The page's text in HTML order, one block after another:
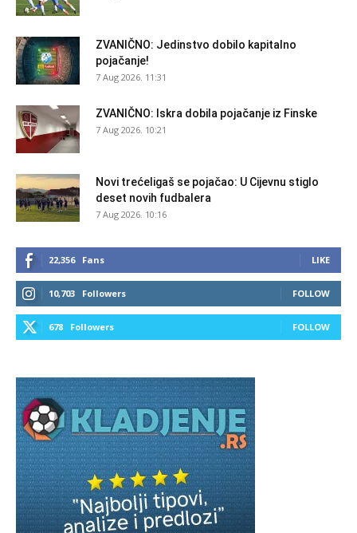
ZVANIČNO: Jedinstvo dobilo kapitalno
pojačanje!
7 Aug 2026. 11:31
ZVANIČNO: Iskra dobila pojačanje iz Finske
7 Aug 2026. 10:21
Novi trećeligaš se pojačao: U Cijevnu stiglo
deset novih fudbalera
7 Aug 2026. 10:16
22,356 Fans LIKE
10,703 Followers FOLLOW
678 Followers FOLLOW